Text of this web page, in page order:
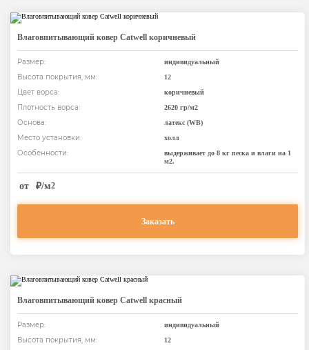
Влаговпитывающий ковер Catwell коричневый
Размер: индивидуальный
Высота покрытия, мм: 12
Цвет ворса: коричневый
Плотность ворса: 2620 гр/м2
Основа: латекс (WB)
Место установки: холл
Особенности:
выдерживает до 8 кг песка и влаги на 1
м2.
от ₽/м2
Заказать
Влаговпитывающий ковер Catwell красный
Размер: индивидуальный
Высота покрытия, мм: 12